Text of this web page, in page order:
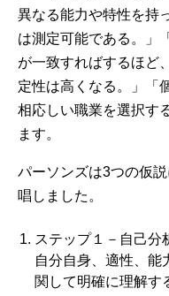
異なる能力や特性を持
は測定可能である。」
が一致すればするほど
定性は高くなる。」「
相応しい職業を選択す
ます。
パーソンズは3つの仮
唱しました。
ステップ１－自己分
自分自身、適性、能
関して明確に理解す